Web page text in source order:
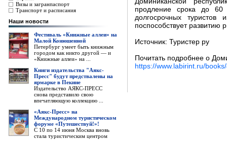
Визы и загранпаспорт
Транспорт и расписания
Наши новости
Фестиваль «Книжные аллеи» на
Малой Конюшенной
Петербург умеет быть книжным
городом как никто другой — и
«Книжные аллеи» на ...
Книги издательства "Аякс-
Пресс" будут предствалены на
ярмарке в Пекине
Издательство АЯКС-ПРЕСС
снова представило свою
впечатляющую коллекцию ...
«Аякс-Пресс» на
Международном туристическом
форуме «Путешествуй!»!
С 10 по 14 июня Москва вновь
стала туристическим центром
продление срока до 60
долгосрочных
поспособствует развитию
Источник: Туристер ру
Почитать подробнее о
https://www.labirint.ru/